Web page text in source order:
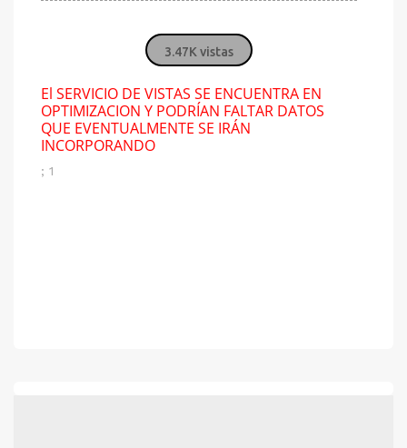
3.47K vistas
El SERVICIO DE VISTAS SE ENCUENTRA EN
OPTIMIZACION Y PODRÍAN FALTAR DATOS
QUE EVENTUALMENTE SE IRÁN
INCORPORANDO
; 1